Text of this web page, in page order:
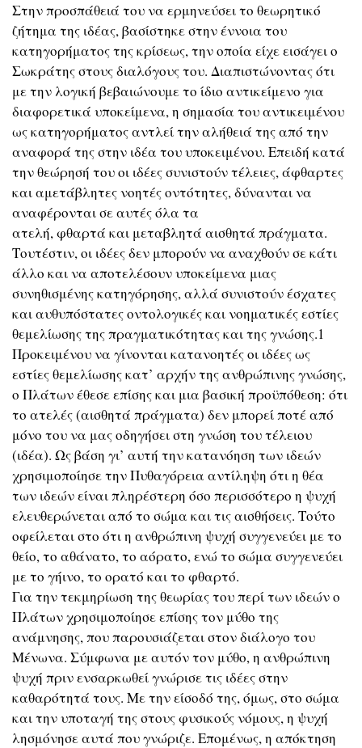
Στην προσπάθειά του να ερμηνεύσει το θεωρητικό
ζήτημα της ιδέας, βασίστηκε στην έννοια του
κατηγορήματος της κρίσεως, την οποία είχε εισάγει ο
Σωκράτης στους διαλόγους του. Διαπιστώνοντας ότι
με την λογική βεβαιώνουμε το ίδιο αντικείμενο για
διαφορετικά υποκείμενα, η σημασία του αντικειμένου
ως κατηγορήματος αντλεί την αλήθειά της από την
αναφορά της στην ιδέα του υποκειμένου. Επειδή κατά
την θεώρησή του οι ιδέες συνιστούν τέλειες, άφθαρτες
και αμετάβλητες νοητές οντότητες, δύνανται να
αναφέρονται σε αυτές όλα τα
ατελή, φθαρτά και μεταβλητά αισθητά πράγματα.
Τουτέστιν, οι ιδέες δεν μπορούν να αναχθούν σε κάτι
άλλο και να αποτελέσουν υποκείμενα μιας
συνηθισμένης κατηγόρησης, αλλά συνιστούν έσχατες
και αυθυπόστατες οντολογικές και νοηματικές εστίες
θεμελίωσης της πραγματικότητας και της γνώσης.1
Προκειμένου να γίνονται κατανοητές οι ιδέες ως
εστίες θεμελίωσης κατ’ αρχήν της ανθρώπινης γνώσης,
ο Πλάτων έθεσε επίσης και μια βασική προϋπόθεση: ότι
το ατελές (αισθητά πράγματα) δεν μπορεί ποτέ από
μόνο του να μας οδηγήσει στη γνώση του τέλειου
(ιδέα). Ως βάση γι’ αυτή την κατανόηση των ιδεών
χρησιμοποίησε την Πυθαγόρεια αντίληψη ότι η θέα
των ιδεών είναι πληρέστερη όσο περισσότερο η ψυχή
ελευθερώνεται από το σώμα και τις αισθήσεις. Τούτο
οφείλεται στο ότι η ανθρώπινη ψυχή συγγενεύει με το
θείο, το αθάνατο, το αόρατο, ενώ το σώμα συγγενεύει
με το γήινο, το ορατό και το φθαρτό.
Για την τεκμηρίωση της θεωρίας του περί των ιδεών ο
Πλάτων χρησιμοποίησε επίσης τον μύθο της
ανάμνησης, που παρουσιάζεται στον διάλογο του
Μένωνα. Σύμφωνα με αυτόν τον μύθο, η ανθρώπινη
ψυχή πριν ενσαρκωθεί γνώρισε τις ιδέες στην
καθαρότητά τους. Με την είσοδό της, όμως, στο σώμα
και την υποταγή της στους φυσικούς νόμους, η ψυχή
λησμόνησε αυτά που γνώριζε. Επομένως, η απόκτηση